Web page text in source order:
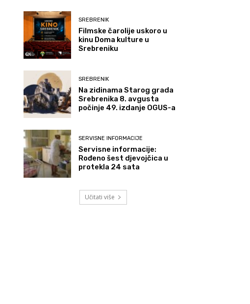
SREBRENIK
Filmske čarolije uskoro u
kinu Doma kulture u
Srebreniku
SREBRENIK
Na zidinama Starog grada
Srebrenika 8. avgusta
počinje 49. izdanje OGUS-a
SERVISNE INFORMACIJE
Servisne informacije:
Rođeno šest djevojčica u
protekla 24 sata
Učitati više